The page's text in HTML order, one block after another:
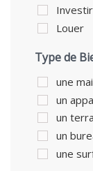
Investir
Louer
Type de
une
un
un
un
une